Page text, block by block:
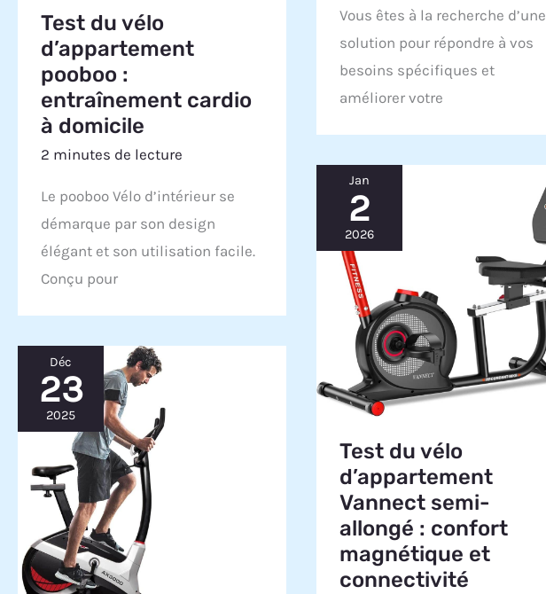
Test du vélo
d’appartement
pooboo :
entraînement cardio
à domicile
2 minutes de lecture
Le pooboo Vélo d’intérieur se
démarque par son design
élégant et son utilisation facile.
Conçu pour
Vous êtes à la recherche d’une
solution pour répondre à vos
besoins spécifiques et
améliorer votre
Jan
2
2026
Test du vélo
d’appartement
Vannect semi-
allongé : confort
magnétique et
connectivité
Déc
23
2025